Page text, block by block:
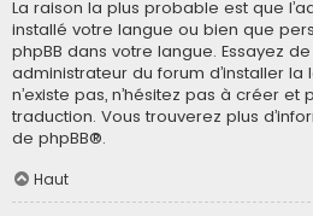
La raison la plus probable est que
installé votre langue ou bien que
phpBB dans votre langue. Essayez
administrateur du forum d’installer la
n’existe pas, n’hésitez pas à créer
traduction. Vous trouverez plus
de phpBB®.
Haut